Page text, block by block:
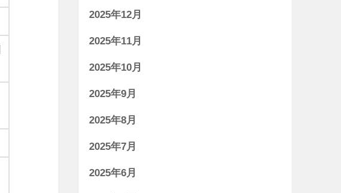
2025年12月
2025年11月
2025年10月
2025年9月
2025年8月
2025年7月
2025年6月